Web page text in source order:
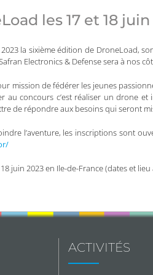
les 17 et 18 juin
2023 la sixième édition de DroneLoad,
Electronics & Defense sera à nos
mission de fédérer les jeunes
au concours c’est réaliser un drone et
de répondre aux besoins qui seront
l’aventure, les inscriptions sont
juin 2023 en Ile-de-France (dates et
ACTIVITÉS